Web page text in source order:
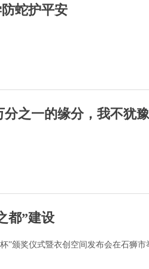
蛇护平安
之一的缘分，我不犹
都”建设
”颁奖仪式暨衣创空间发布会在石狮市